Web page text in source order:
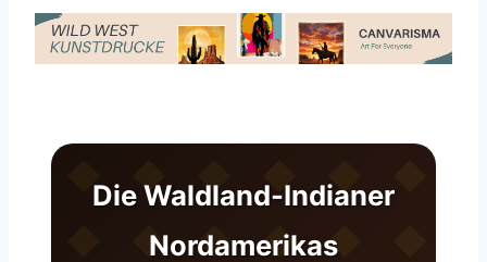
Die Waldland-Indianer
Nordamerikas